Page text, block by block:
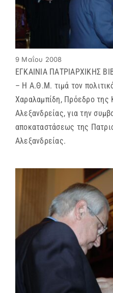
9 Μαΐου 2008
ΕΓΚΑΙΝΙΑ ΠΑΤΡΙΑΡΧΙΚΗΣ
– Η Α.Θ.Μ. τιμά τον
Χαραλαμπίδη, Πρόεδρο της
Αλεξανδρείας, για την
αποκαταστάσεως της
Αλεξανδρείας.